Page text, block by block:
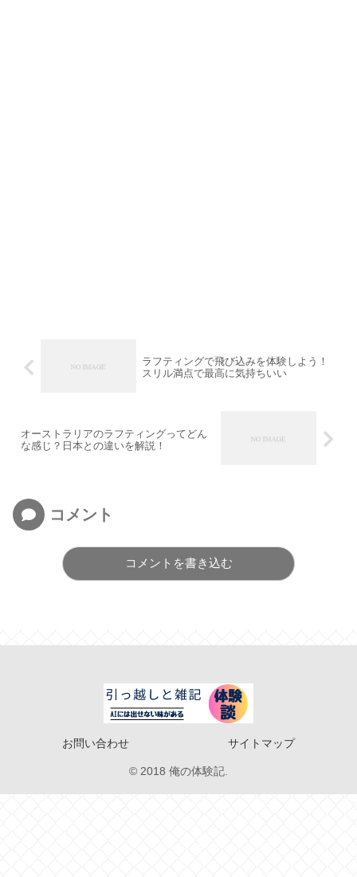
ラフティングで飛び込みを体験しよう！
スリル満点で最高に気持ちいい
オーストラリアのラフティングってどん
な感じ？日本との違いを解説！
コメント
コメントを書き込む
お問い合わせ サイトマップ
© 2018 俺の体験記.